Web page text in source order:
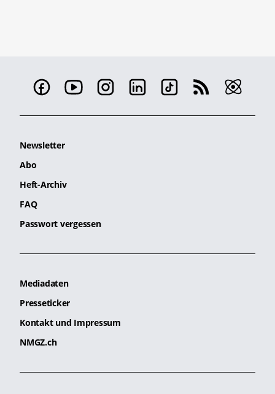
Newsletter
Abo
Heft-Archiv
FAQ
Passwort vergessen
Mediadaten
Presseticker
Kontakt und Impressum
NMGZ.ch